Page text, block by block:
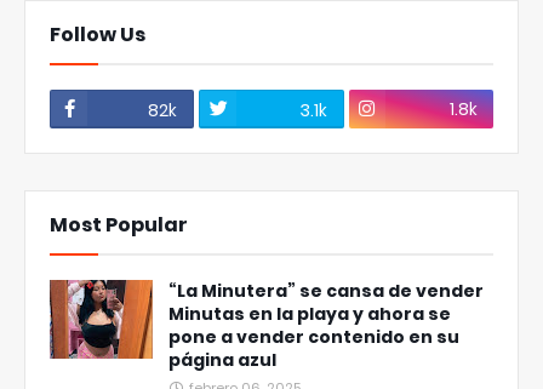
Follow Us
82k 3.1k 1.8k
Most Popular
“La Minutera” se cansa de vender
Minutas en la playa y ahora se
pone a vender contenido en su
página azul